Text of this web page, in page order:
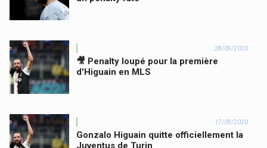
28/09/2020
🎥 Penalty loupé pour la première
d'Higuain en MLS
17/09/2020
Gonzalo Higuain quitte officiellement la
Juventus de Turin